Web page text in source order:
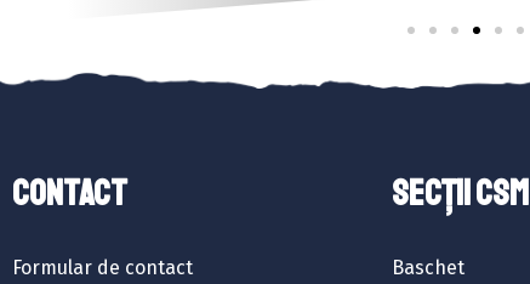
Contact
Formular de contact
SECȚII CSM
Baschet